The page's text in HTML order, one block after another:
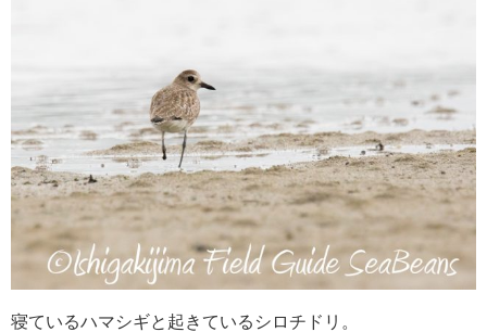
寝ているハマシギと起きているシロチドリ。